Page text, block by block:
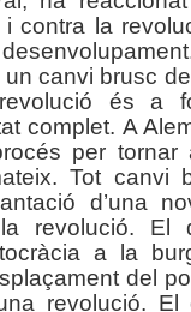
i contra la
canvi brusc
és a
complet. A
per tornar
Tot canvi
d’una
revolució. El
a la
del
revolució. El